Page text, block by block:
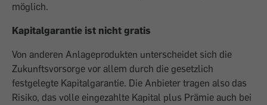
möglich.
Kapitalgarantie ist nicht gratis
Von anderen Anlageprodukten unterscheidet sich die
Zukunftsvorsorge vor allem durch die gesetzlich
festgelegte Kapitalgarantie. Die Anbieter tragen also das
Risiko, das volle eingezahlte Kapital plus Prämie auch bei